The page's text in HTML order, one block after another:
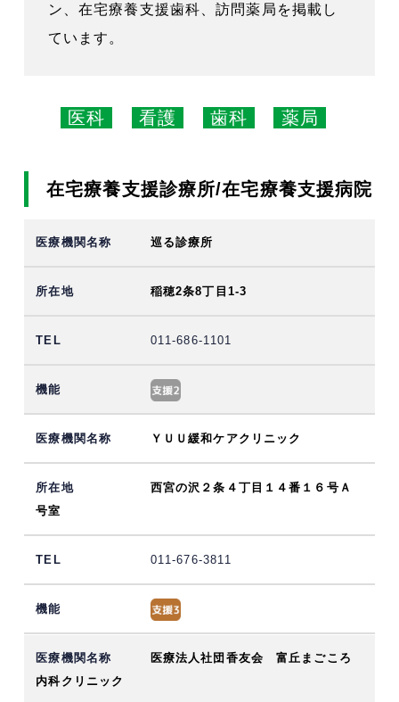
ン、在宅療養支援歯科、訪問薬局を掲載し
ています。
医科 看護 歯科 薬局
在宅療養支援診療所/在宅療養支援病院
巡る診療所
稲穂2条8丁目1-3
011-686-1101
ＹＵＵ緩和ケアクリニック
西宮の沢２条４丁目１４番１６号Ａ
号室
011-676-3811
医療法人社団香友会 富丘まごころ
内科クリニック